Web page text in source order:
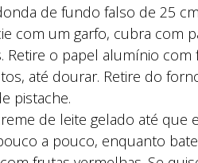
de fundo falso de 25
com um garfo, cubra com
Retire o papel alumínio
até dourar. Retire do
pistache.
de leite gelado até que
a pouco, enquanto